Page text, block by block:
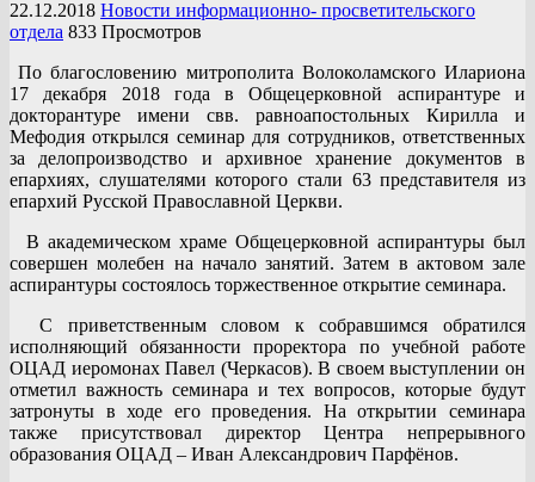
22.12.2018 Новости информационно- просветительского
отдела 833 Просмотров
По благословению митрополита Волоколамского Илариона
17 декабря 2018 года в Общецерковной аспирантуре и
докторантуре имени свв. равноапостольных Кирилла и
Мефодия открылся семинар для сотрудников, ответственных
за делопроизводство и архивное хранение документов в
епархиях, слушателями которого стали 63 представителя из
епархий Русской Православной Церкви.
В академическом храме Общецерковной аспирантуры был
совершен молебен на начало занятий. Затем в актовом зале
аспирантуры состоялось торжественное открытие семинара.
С приветственным словом к собравшимся обратился
исполняющий обязанности проректора по учебной работе
ОЦАД иеромонах Павел (Черкасов). В своем выступлении он
отметил важность семинара и тех вопросов, которые будут
затронуты в ходе его проведения. На открытии семинара
также присутствовал директор Центра непрерывного
образования ОЦАД – Иван Александрович Парфёнов.